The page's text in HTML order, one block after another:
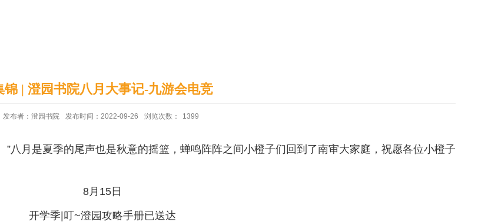
锦 | 澄园书院八月大事记-九游会电竞
发布者：澄园书院 发布时间：2022-09-26 浏览次数： 1399
八月是夏季的尾声也是秋意的摇篮，蝉鸣阵阵之间小橙子们回到了南审大家庭，祝愿各位小橙子
8月15日
开学季|叮~澄园攻略手册已送达